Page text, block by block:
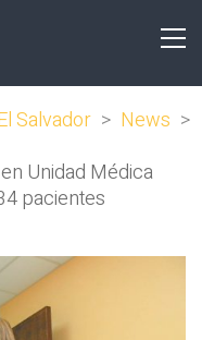
Salvador > News >
Unidad Médica
pacientes